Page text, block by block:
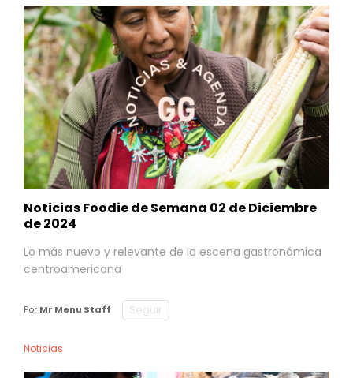
Noticias Foodie de Semana 02 de Diciembre
de 2024
Lo más nuevo y relevante de la escena gastronómica
centroamericana
Por Mr Menu Staff Seguir
Noticias